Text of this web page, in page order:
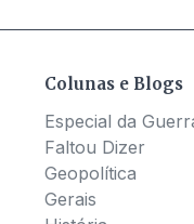
Colunas e Blogs
Especial da
Faltou Dizer
Geopolítica
Gerais